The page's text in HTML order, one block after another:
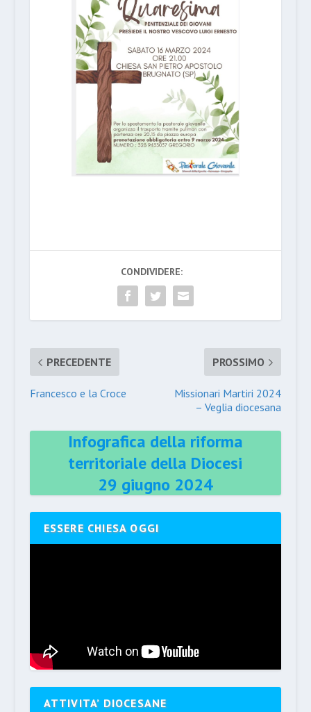
CONDIVIDERE:
PRECEDENTE
Francesco e la Croce
PROSSIMO
Missionari Martiri 2024
– Veglia diocesana
Infografica della riforma
territoriale della Diocesi
29 giugno 2024
ESSERE CHIESA OGGI
ATTIVITA’ DIOCESANE